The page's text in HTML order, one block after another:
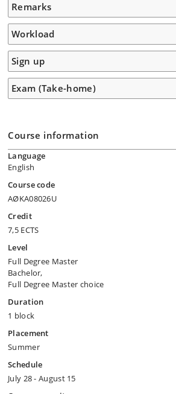
Remarks
Workload
Sign up
Exam (Take-home)
Course information
Language
English
Course code
AØKA08026U
Credit
7,5 ECTS
Level
Full Degree Master
Bachelor,
Full Degree Master choice
Duration
1 block
Placement
Summer
Schedule
July 28 - August 15